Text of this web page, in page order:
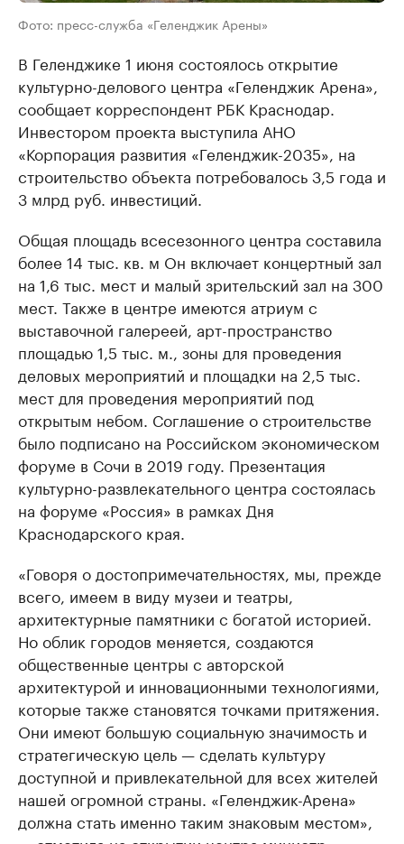
Фото: пресс-служба «Геленджик Арены»
В Геленджике 1 июня состоялось открытие
культурно-делового центра «Геленджик Арена»,
сообщает корреспондент РБК Краснодар.
Инвестором проекта выступила АНО
«Корпорация развития «Геленджик-2035», на
строительство объекта потребовалось 3,5 года и
3 млрд руб. инвестиций.
Общая площадь всесезонного центра составила
более 14 тыс. кв. м Он включает концертный зал
на 1,6 тыс. мест и малый зрительский зал на 300
мест. Также в центре имеются атриум с
выставочной галереей, арт-пространство
площадью 1,5 тыс. м., зоны для проведения
деловых мероприятий и площадки на 2,5 тыс.
мест для проведения мероприятий под
открытым небом. Соглашение о строительстве
было подписано на Российском экономическом
форуме в Сочи в 2019 году. Презентация
культурно-развлекательного центра состоялась
на форуме «Россия» в рамках Дня
Краснодарского края.
«Говоря о достопримечательностях, мы, прежде
всего, имеем в виду музеи и театры,
архитектурные памятники с богатой историей.
Но облик городов меняется, создаются
общественные центры с авторской
архитектурой и инновационными технологиями,
которые также становятся точками притяжения.
Они имеют большую социальную значимость и
стратегическую цель — сделать культуру
доступной и привлекательной для всех жителей
нашей огромной страны. «Геленджик-Арена»
должна стать именно таким знаковым местом»,